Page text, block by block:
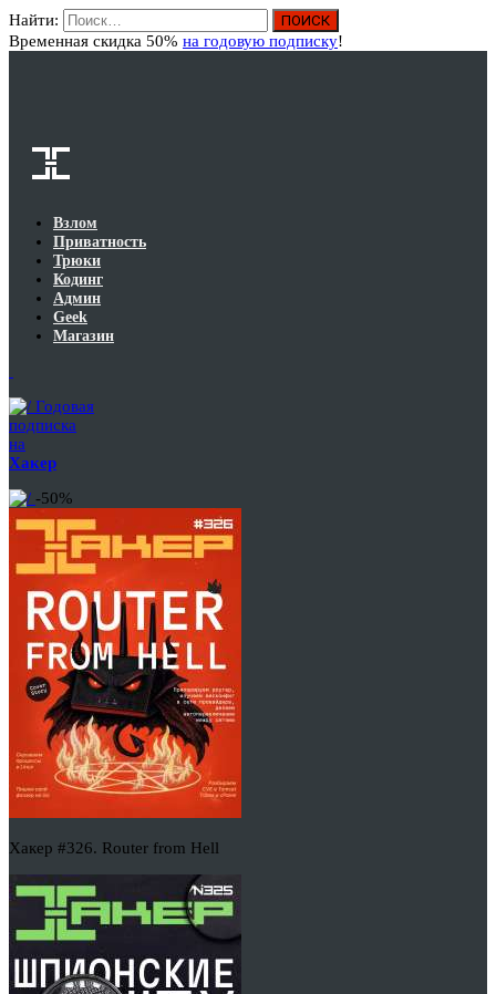
Найти:
Временная скидка 50% на годовую подписку!
Взлом
Приватность
Трюки
Кодинг
Админ
Geek
Магазин
Годовая
подписка
на
Хакер
-50%
Хакер #326. Router from Hell